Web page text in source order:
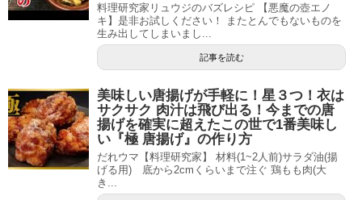
料理研究家リュウジのバズレシピ 【悪魔の壺エノ
キ】是非お試しください！ またとんでもないものを
生み出してしまいまし...
記事を読む
美味しい唐揚げが手軽に！星３つ！衣は
サクサク 肉汁は飛び出る！今までの唐
揚げを確実に超えたこの世で1番美味し
い『極 唐揚げ』の作り方
だれウマ【料理研究家】 材料(1~2人前)サラダ油(揚
げる用) 底から2cmくらいまで注ぐ 鶏もも肉(大
き...